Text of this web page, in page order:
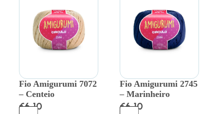
Fio Amigurumi 7072
– Centeio
€6.10
Fio Amigurumi 2745
– Marinheiro
€6.10